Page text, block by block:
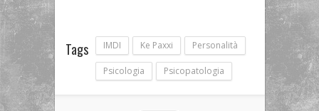
Tags IMDI Ke Paxxi Personalità
Psicologia Psicopatologia